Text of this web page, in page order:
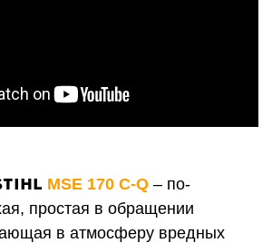
MSE 170 C-Q – по-
простая в обращении
в атмосферу вредных